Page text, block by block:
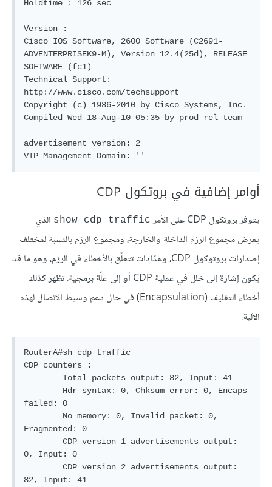
Holdtime : 126 sec
Version :
Cisco IOS Software, 2600 Software (C2691-
ADVENTERPRISEK9-M), Version 12.4(25d), RELEASE
SOFTWARE (fc1)
Technical Support:
http://www.cisco.com/techsupport
Copyright (c) 1986-2010 by Cisco Systems, Inc.
Compiled Wed 18-Aug-10 05:35 by prod_rel_team
advertisement version: 2
أوامر إضافية في بروتكول CDP
يتوفر بروتكول CDP على الأمر show cdp traffic الذي
يعرض مجموع الرزم الداخلة والخارجة، ومجموع الرزم بالنسبة لمختلف
إصدارات بروتوكول CDP، وعدّادات تتعلّق بالأخطاء في الرزم، وهو ما قد
يكون إشارة إلى خلل في عملية CDP أو إلى علّة برمجية. تظهر كذلك
أخطاء التغليف (Encapsulation) في حال دعم وسيط الاتصال لهذه
الآلية.
RouterA#sh cdp traffic
CDP counters :
failed: 0
Fragmented: 0
0, Input: 0